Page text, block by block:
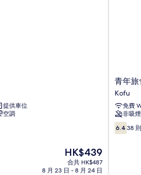
提供車位
空調
現
售
HK$439
HK$439
合共 HK$487
8 月 23 日 - 8 月 24 日
青
年
旅
舍
索
諾
馬
青年旅
Kofu
免費
非吸煙
6.4
分
6.4 38